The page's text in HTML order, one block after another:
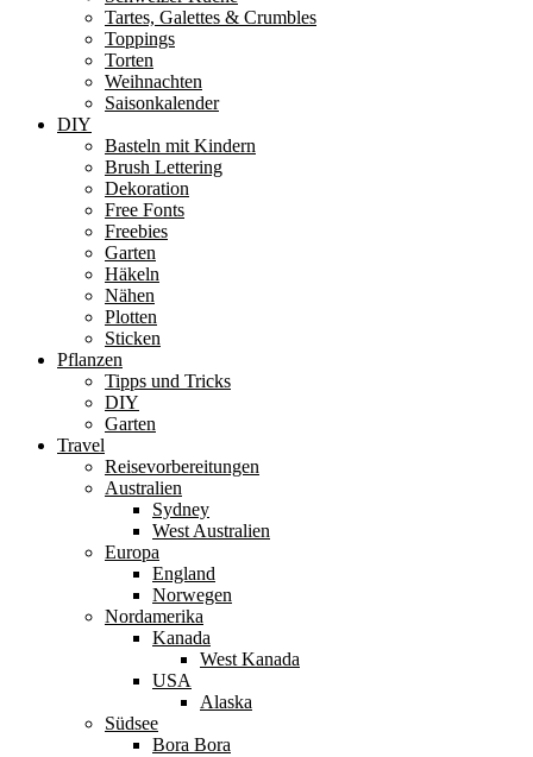
Tartes, Galettes & Crumbles
Toppings
Torten
Weihnachten
Saisonkalender
DIY
Basteln mit Kindern
Brush Lettering
Dekoration
Free Fonts
Freebies
Garten
Häkeln
Nähen
Plotten
Sticken
Pflanzen
Tipps und Tricks
DIY
Garten
Travel
Reisevorbereitungen
Australien
Sydney
West Australien
Europa
England
Norwegen
Nordamerika
Kanada
West Kanada
USA
Alaska
Südsee
Bora Bora